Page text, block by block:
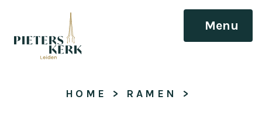
Menu
HOME > RAMEN >